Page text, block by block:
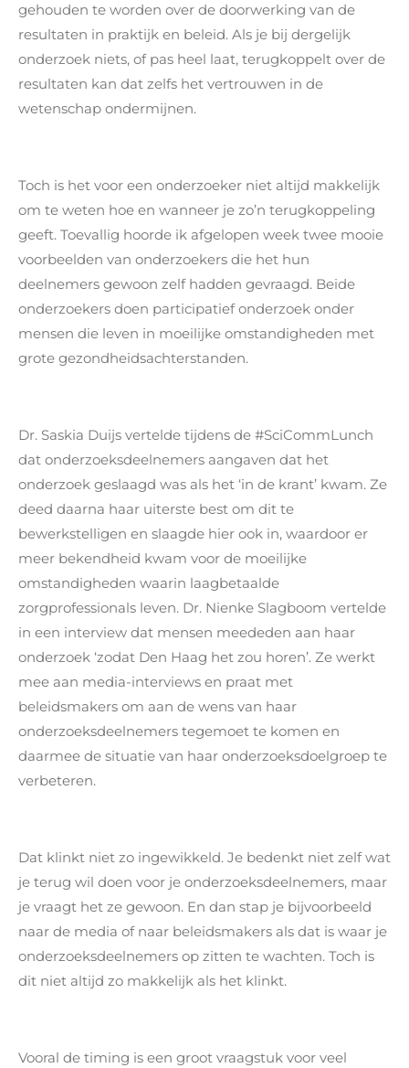
gehouden te worden over de doorwerking van de
resultaten in praktijk en beleid. Als je bij dergelijk
onderzoek niets, of pas heel laat, terugkoppelt over de
resultaten kan dat zelfs het vertrouwen in de
wetenschap ondermijnen.
Toch is het voor een onderzoeker niet altijd makkelijk
om te weten hoe en wanneer je zo’n terugkoppeling
geeft. Toevallig hoorde ik afgelopen week twee mooie
voorbeelden van onderzoekers die het hun
deelnemers gewoon zelf hadden gevraagd. Beide
onderzoekers doen participatief onderzoek onder
mensen die leven in moeilijke omstandigheden met
grote gezondheidsachterstanden.
Dr. Saskia Duijs vertelde tijdens de #SciCommLunch
dat onderzoeksdeelnemers aangaven dat het
onderzoek geslaagd was als het ‘in de krant’ kwam. Ze
deed daarna haar uiterste best om dit te
bewerkstelligen en slaagde hier ook in, waardoor er
meer bekendheid kwam voor de moeilijke
omstandigheden waarin laagbetaalde
zorgprofessionals leven. Dr. Nienke Slagboom vertelde
in een interview dat mensen meededen aan haar
onderzoek ‘zodat Den Haag het zou horen’. Ze werkt
mee aan media-interviews en praat met
beleidsmakers om aan de wens van haar
onderzoeksdeelnemers tegemoet te komen en
daarmee de situatie van haar onderzoeksdoelgroep te
verbeteren.
Dat klinkt niet zo ingewikkeld. Je bedenkt niet zelf wat
je terug wil doen voor je onderzoeksdeelnemers, maar
je vraagt het ze gewoon. En dan stap je bijvoorbeeld
naar de media of naar beleidsmakers als dat is waar je
onderzoeksdeelnemers op zitten te wachten. Toch is
dit niet altijd zo makkelijk als het klinkt.
Vooral de timing is een groot vraagstuk voor veel